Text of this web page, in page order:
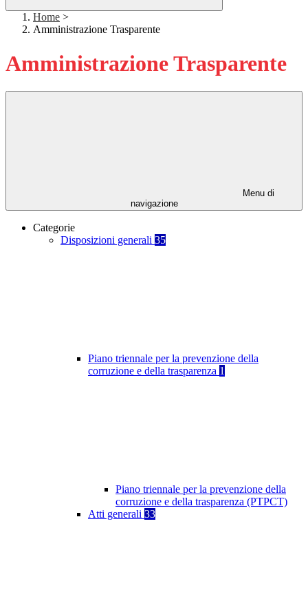
Home >
Amministrazione Trasparente
Amministrazione Trasparente
Menu di
navigazione
Categorie
Disposizioni generali 35
Piano triennale per la prevenzione della
corruzione e della trasparenza 1
Piano triennale per la prevenzione della
corruzione e della trasparenza (PTPCT)
Atti generali 33